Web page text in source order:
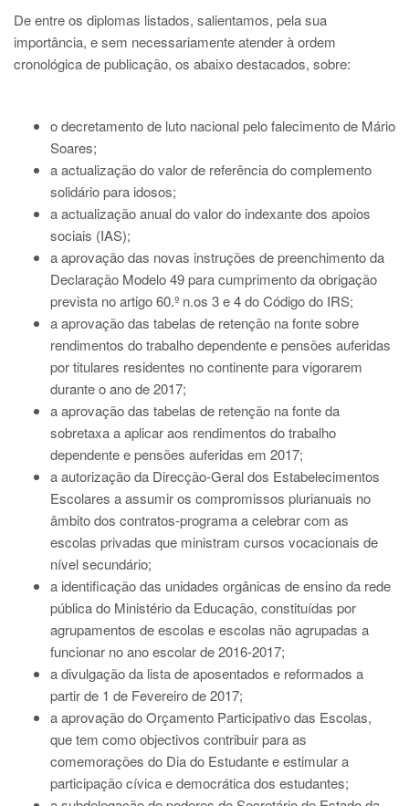
De entre os diplomas listados, salientamos, pela sua
importância, e sem necessariamente atender à ordem
cronológica de publicação, os abaixo destacados, sobre:
o decretamento de luto nacional pelo falecimento de Mário
Soares;
a actualização do valor de referência do complemento
solidário para idosos;
a actualização anual do valor do indexante dos apoios
sociais (IAS);
a aprovação das novas instruções de preenchimento da
Declaração Modelo 49 para cumprimento da obrigação
prevista no artigo 60.º n.os 3 e 4 do Código do IRS;
a aprovação das tabelas de retenção na fonte sobre
rendimentos do trabalho dependente e pensões auferidas
por titulares residentes no continente para vigorarem
durante o ano de 2017;
a aprovação das tabelas de retenção na fonte da
sobretaxa a aplicar aos rendimentos do trabalho
dependente e pensões auferidas em 2017;
a autorização da Direcção-Geral dos Estabelecimentos
Escolares a assumir os compromissos plurianuais no
âmbito dos contratos-programa a celebrar com as
escolas privadas que ministram cursos vocacionais de
nível secundário;
a identificação das unidades orgânicas de ensino da rede
pública do Ministério da Educação, constituídas por
agrupamentos de escolas e escolas não agrupadas a
funcionar no ano escolar de 2016-2017;
a divulgação da lista de aposentados e reformados a
partir de 1 de Fevereiro de 2017;
a aprovação do Orçamento Participativo das Escolas,
que tem como objectivos contribuir para as
comemorações do Dia do Estudante e estimular a
participação cívica e democrática dos estudantes;